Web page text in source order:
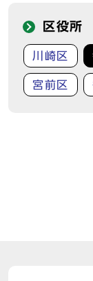
区役所
川崎区
宮前区